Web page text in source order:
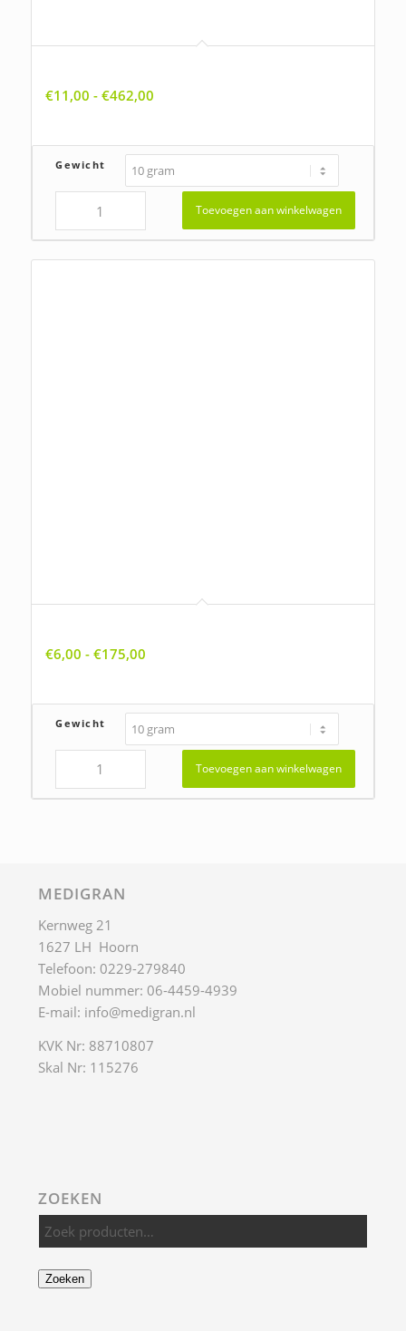
€11,00 - €462,00
€462,00
Gewicht
Toevoegen aan winkelwagen
€6,00 - €175,00
€175,00
Gewicht
Toevoegen aan winkelwagen
MEDIGRAN
Kernweg 21
1627 LH Hoorn
Telefoon: 0229-279840
Mobiel nummer: 06-4459-4939
E-mail: info@medigran.nl
KVK Nr: 88710807
Skal Nr: 115276
ZOEKEN
Zoeken